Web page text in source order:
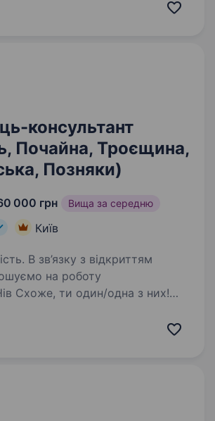
консультант
Почайна, Троєщина,
Позняки)
000 грн Вища за середню
Київ
на роботу
них!